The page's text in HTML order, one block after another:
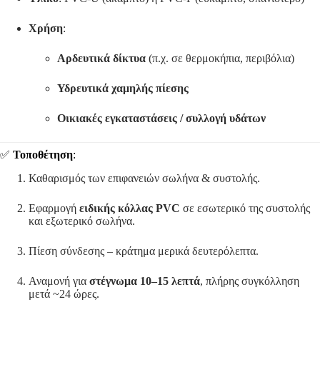
Χρήση:
Αρδευτικά δίκτυα (π.χ. σε θερμοκήπια, περιβόλια)
Υδρευτικά χαμηλής πίεσης
Οικιακές εγκαταστάσεις / συλλογή υδάτων
✅ Τοποθέτηση:
Καθαρισμός των επιφανειών σωλήνα & συστολής.
Εφαρμογή ειδικής κόλλας PVC σε εσωτερικό της συστολής
και εξωτερικό σωλήνα.
Πίεση σύνδεσης – κράτημα μερικά δευτερόλεπτα.
Αναμονή για στέγνωμα 10–15 λεπτά, πλήρης συγκόλληση
μετά ~24 ώρες.